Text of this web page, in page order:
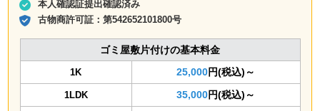
本人確認証提出確認済み
古物商許可証：第542652101800号
ゴミ屋敷片付けの基本料金
1K 25,000円(税込)～
1LDK 35,000円(税込)～